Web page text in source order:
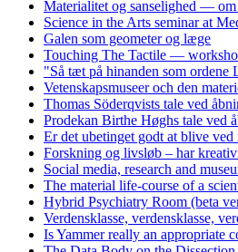
Materialitet og sanselighed —
Science in the Arts seminar at
Galen som geometer og læge
Touching The Tactile —
"Så tæt på hinanden som ordene
Vetenskapsmuseer och den
Thomas Söderqvists tale ved
Prodekan Birthe Høghs tale
Er det ubetinget godt at blive
Forskning og livsløb – har
Social media, research and
The material life-course of a
Hybrid Psychiatry Room (beta
Verdensklasse, verdensklasse,
Is Yammer really an appropriate